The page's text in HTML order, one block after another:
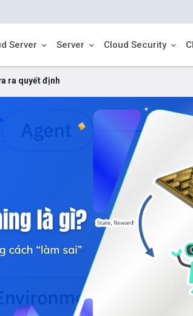
Server Server Cloud Security
ra quyết định